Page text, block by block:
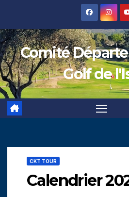
content
Comité
Golf de
CKT TOUR
Calendrier